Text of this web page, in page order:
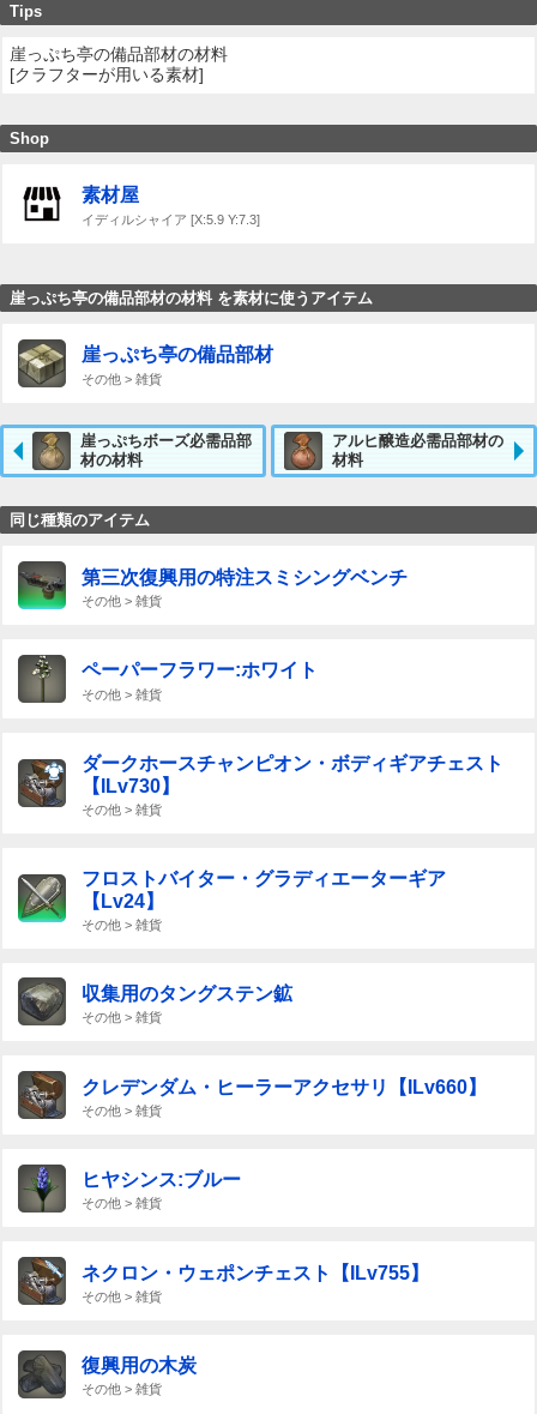
Tips
崖っぷち亭の備品部材の材料
[クラフターが用いる素材]
Shop
素材屋
イディルシャイア [X:5.9 Y:7.3]
崖っぷち亭の備品部材の材料 を素材に使うアイテム
崖っぷち亭の備品部材
その他 > 雑貨
崖っぷちボーズ必需品部
材の材料
アルヒ醸造必需品部材の
材料
同じ種類のアイテム
第三次復興用の特注スミシングベンチ
その他 > 雑貨
ペーパーフラワー:ホワイト
その他 > 雑貨
ダークホースチャンピオン・ボディギアチェスト
【ILv730】
その他 > 雑貨
フロストバイター・グラディエーターギア
【Lv24】
その他 > 雑貨
収集用のタングステン鉱
その他 > 雑貨
クレデンダム・ヒーラーアクセサリ【ILv660】
その他 > 雑貨
ヒヤシンス:ブルー
その他 > 雑貨
ネクロン・ウェポンチェスト【ILv755】
その他 > 雑貨
復興用の木炭
その他 > 雑貨